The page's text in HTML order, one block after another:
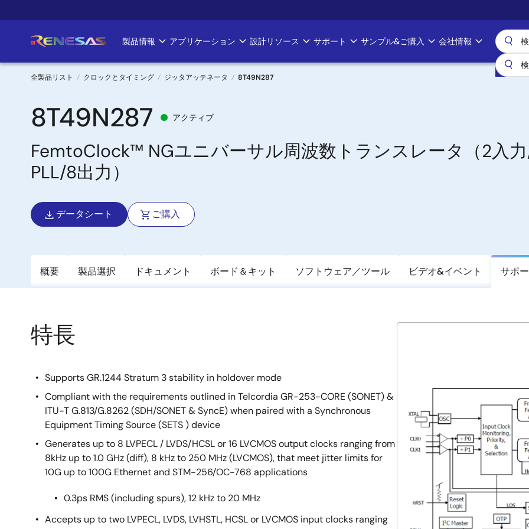
イ
ン
Main
navigation
製品情報 アプリケーション 設計リソース サポート サンプル&ご購入 会社情報
パ
ン
く
ず
全製品リスト クロックとタイミング ジッタアッテネータ 8T49N287
8T49N287 アクティブ
FemtoClock™ NGユニバーサル周波数トランスレータ（2入
PLL/8出力）
データシート ご購入
概要 製品選択 ドキュメント ボード＆キット ソフトウェア／ツール ビデオ&イベント サポ
特長
Supports GR.1244 Stratum 3 stability in holdover mode
Compliant with the requirements outlined in Telcordia GR-253-CORE (SONET) &
ITU-T G.813/G.8262 (SDH/SONET & SyncE) when paired with a Synchronous
Equipment Timing Source (SETS ) device
Generates up to 8 LVPECL / LVDS/HCSL or 16 LVCMOS output clocks ranging from
8kHz up to 1.0 GHz (diff), 8 kHz to 250 MHz (LVCMOS), that meet jitter limits for
10G up to 100G Ethernet and STM-256/OC-768 applications
0.3ps RMS (including spurs), 12 kHz to 20 MHz
Accepts up to two LVPECL, LVDS, LVHSTL, HCSL or LVCMOS input clocks ranging